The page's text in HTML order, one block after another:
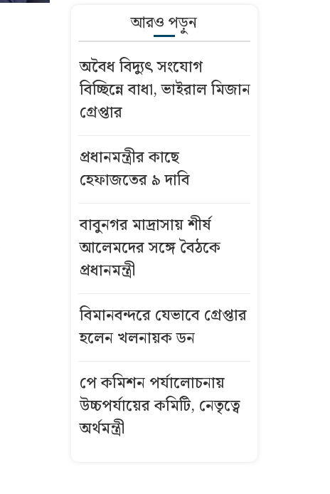
পর্তুগালে বিদেশি
নাগরিককে
মুক্তিপণ আদায়,
২ বাংলাদেশি
ক্যালগেরিতে
আহমদিয়া
মুসলিম
জামাতের ৪২তম
জলসা সালানা
অনুষ্ঠিত
মিলাদুন্নবীতে
টানা ৩ দিনের
ছুটি
দেরিতে সন্তান
নেওয়ার ভাবনা,
আরও পড়ুন
অবৈধ বিদ্যুৎ সংযোগ
বিচ্ছিন্নে বাধা, ভাইরাল মিজান
গ্রেপ্তার
প্রধানমন্ত্রীর কাছে
হেফাজতের ৯ দাবি
বাবুনগর মাদ্রাসায় শীর্ষ
আলেমদের সঙ্গে বৈঠকে
প্রধানমন্ত্রী
বিমানবন্দরে যেভাবে গ্রেপ্তার
হলেন খলনায়ক ডন
পে কমিশন পর্যালোচনায়
উচ্চপর্যায়ের কমিটি, নেতৃত্বে
অর্থমন্ত্রী